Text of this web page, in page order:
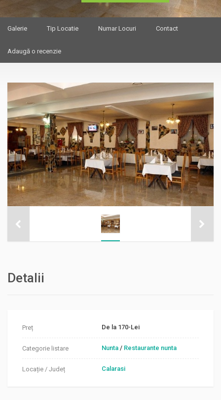
Galerie Tip Locatie Numar Locuri Contact
Adaugă o recenzie
Detalii
Preț De la 170-Lei
Categorie listare Nunta / Restaurante nunta
Locație / Județ Calarasi